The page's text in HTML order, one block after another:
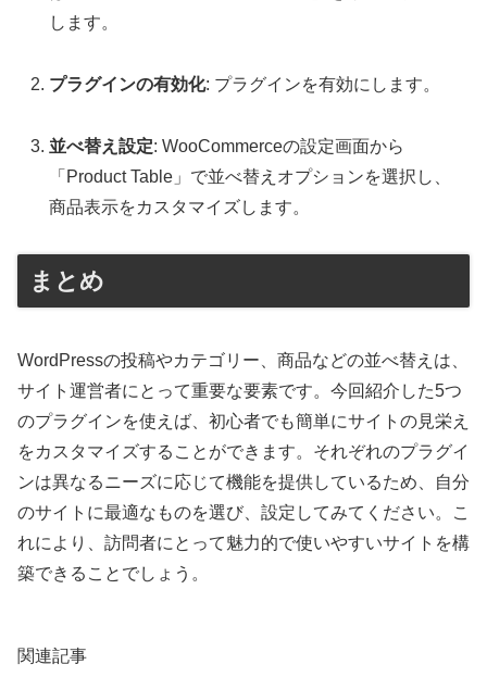
します。
プラグインの有効化: プラグインを有効にします。
並べ替え設定: WooCommerceの設定画面から
「Product Table」で並べ替えオプションを選択し、
商品表示をカスタマイズします。
まとめ
WordPressの投稿やカテゴリー、商品などの並べ替えは、
サイト運営者にとって重要な要素です。今回紹介した5つ
のプラグインを使えば、初心者でも簡単にサイトの見栄え
をカスタマイズすることができます。それぞれのプラグイ
ンは異なるニーズに応じて機能を提供しているため、自分
のサイトに最適なものを選び、設定してみてください。こ
れにより、訪問者にとって魅力的で使いやすいサイトを構
築できることでしょう。
関連記事